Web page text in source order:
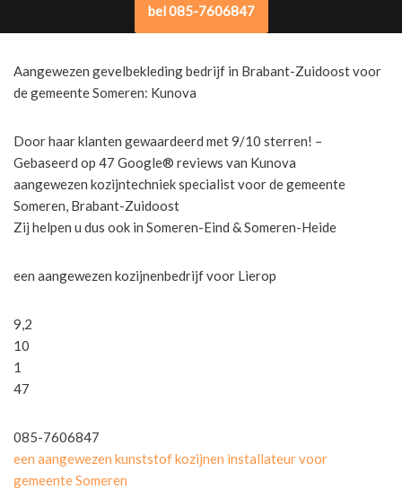
bel 085-7606847
Aangewezen gevelbekleding bedrijf in Brabant-Zuidoost voor
de gemeente Someren: Kunova
Door haar klanten gewaardeerd met 9/10 sterren! –
Gebaseerd op 47 Google® reviews van Kunova
aangewezen kozijntechniek specialist voor de gemeente
Someren, Brabant-Zuidoost
Zij helpen u dus ook in Someren-Eind & Someren-Heide
een aangewezen kozijnenbedrijf voor Lierop
9,2
10
1
47
085-7606847
een aangewezen kunststof kozijnen installateur voor
gemeente Someren